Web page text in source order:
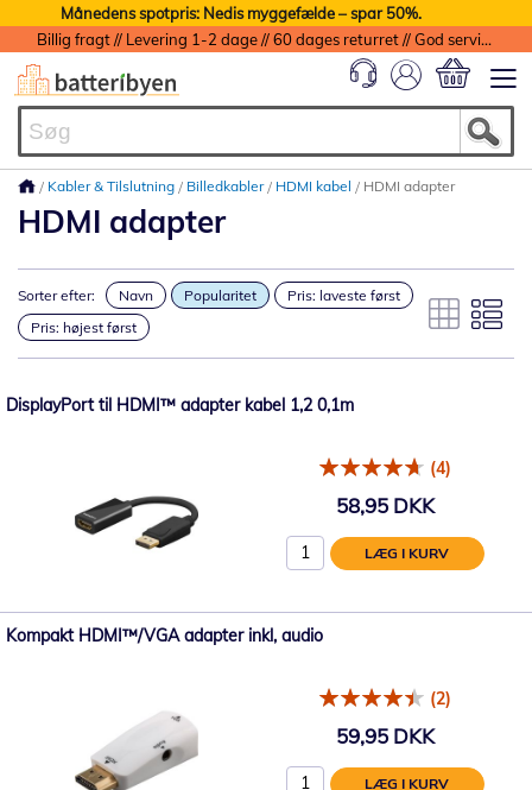
Månedens spotpris: Nedis myggefælde – spar 50%.
Billig fragt // Levering 1-2 dage // 60 dages returret // God service med garanti
Kabler & Tilslutning Billedkabler HDMI kabel HDMI adapter
HDMI adapter
Sorter efter: Navn Popularitet
Pris: laveste først
Pris: højest først
DisplayPort til HDMI™ adapter kabel 1,2 0,1m
(4)
58,95 DKK
LÆG I KURV
Kompakt HDMI™/VGA adapter inkl, audio
(2)
59,95 DKK
LÆG I KURV